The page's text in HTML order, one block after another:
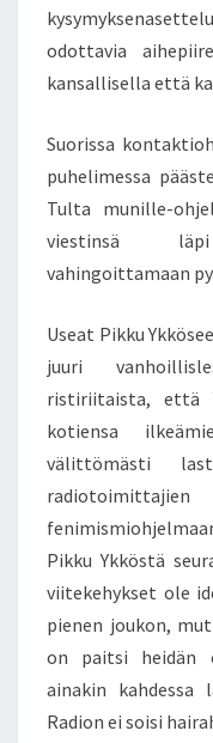
odottavia
kansallisella että
Suorissa
puhelimessa
Tulta munille-
viestinsä läpi
vahingoittamaan
Useat Pikku
juuri
ristiriitaista, että
kotiensa
välittömästi
Pikku Ykköstä
viitekehykset ole
pienen joukon,
on paitsi heidän
ainakin kahdessa
Radion ei soisi